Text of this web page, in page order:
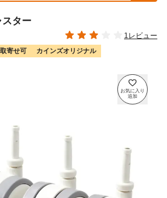
スター
1レビュー
寄せ可 カインズオリジナル